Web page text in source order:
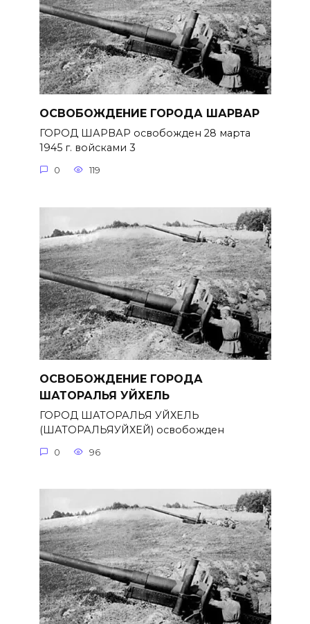
ОСВОБОЖДЕНИЕ ГОРОДА ШАРВАР
ГОРОД ШАРВАР освобожден 28 марта
1945 г. войсками 3
0 119
ОСВОБОЖДЕНИЕ ГОРОДА
ШАТОРАЛЬЯ УЙХЕЛЬ
ГОРОД ШАТОРАЛЬЯ УЙХЕЛЬ
(ШАТОРАЛЬЯУЙХЕЙ) освобожден
0 96